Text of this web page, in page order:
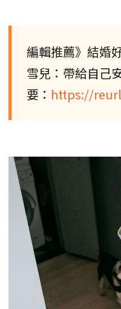
編輯推薦》結婚
雪兒：帶給自己
要： https://